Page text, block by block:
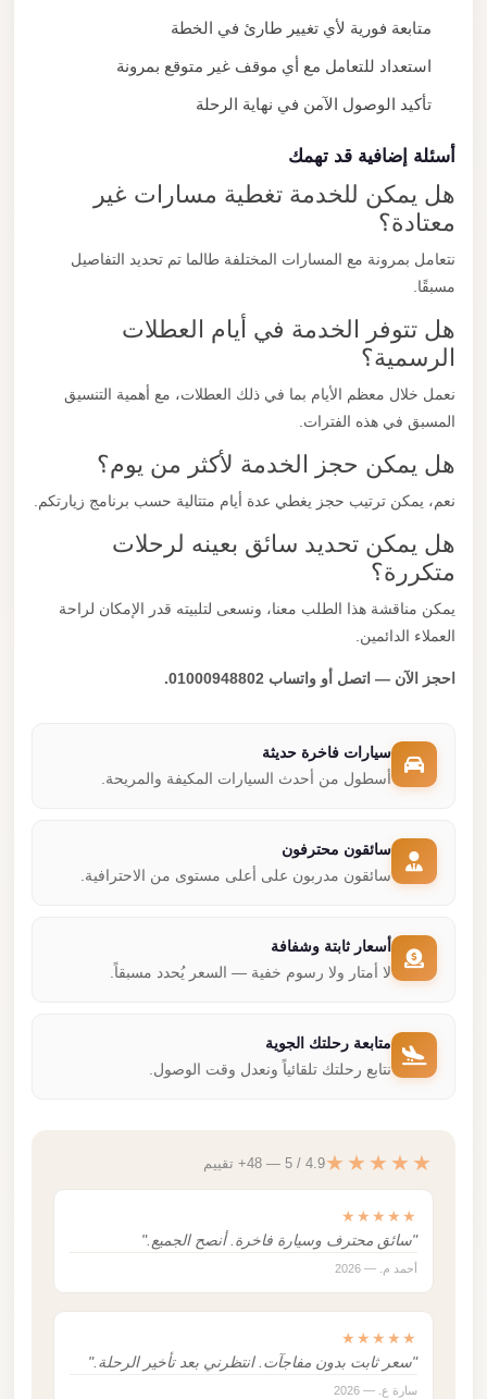
متابعة فورية لأي تغيير طارئ في الخطة
استعداد للتعامل مع أي موقف غير متوقع بمرونة
تأكيد الوصول الآمن في نهاية الرحلة
أسئلة إضافية قد تهمك
هل يمكن للخدمة تغطية مسارات غير
معتادة؟
نتعامل بمرونة مع المسارات المختلفة طالما تم تحديد التفاصيل
مسبقًا.
هل تتوفر الخدمة في أيام العطلات
الرسمية؟
نعمل خلال معظم الأيام بما في ذلك العطلات، مع أهمية التنسيق
المسبق في هذه الفترات.
هل يمكن حجز الخدمة لأكثر من يوم؟
نعم، يمكن ترتيب حجز يغطي عدة أيام متتالية حسب برنامج زيارتكم.
هل يمكن تحديد سائق بعينه لرحلات
متكررة؟
يمكن مناقشة هذا الطلب معنا، ونسعى لتلبيته قدر الإمكان لراحة
العملاء الدائمين.
احجز الآن — اتصل أو واتساب 01000948802.
سيارات فاخرة حديثة
أسطول من أحدث السيارات المكيفة والمريحة.
سائقون محترفون
سائقون مدربون على أعلى مستوى من الاحترافية.
أسعار ثابتة وشفافة
لا أمتار ولا رسوم خفية — السعر يُحدد مسبقاً.
متابعة رحلتك الجوية
نتابع رحلتك تلقائياً ونعدل وقت الوصول.
★★★★★4.9 / 5 — 48+ تقييم
★★★★★
"سائق محترف وسيارة فاخرة. أنصح الجميع."
أحمد م. — 2026
★★★★★
"سعر ثابت بدون مفاجآت. انتظرني بعد تأخير الرحلة."
سارة ع. — 2026